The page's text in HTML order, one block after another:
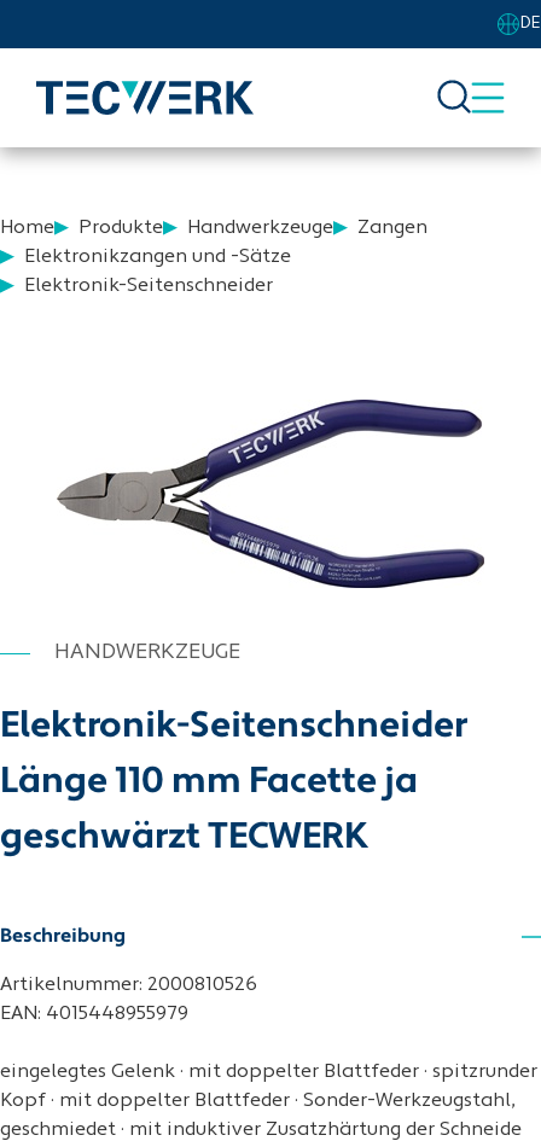
DE
Home Produkte Handwerkzeuge
Zangen
Elektronikzangen und -Sätze
Elektronik-Seitenschneider
HANDWERKZEUGE
Elektronik-Seitenschneider
Länge 110 mm Facette ja
geschwärzt TECWERK
Beschreibung
Artikelnummer: 2000810526
EAN: 4015448955979
eingelegtes Gelenk · mit doppelter Blattfeder · spitzrunder
Kopf · mit doppelter Blattfeder · Sonder-Werkzeugstahl,
geschmiedet · mit induktiver Zusatzhärtung der Schneide